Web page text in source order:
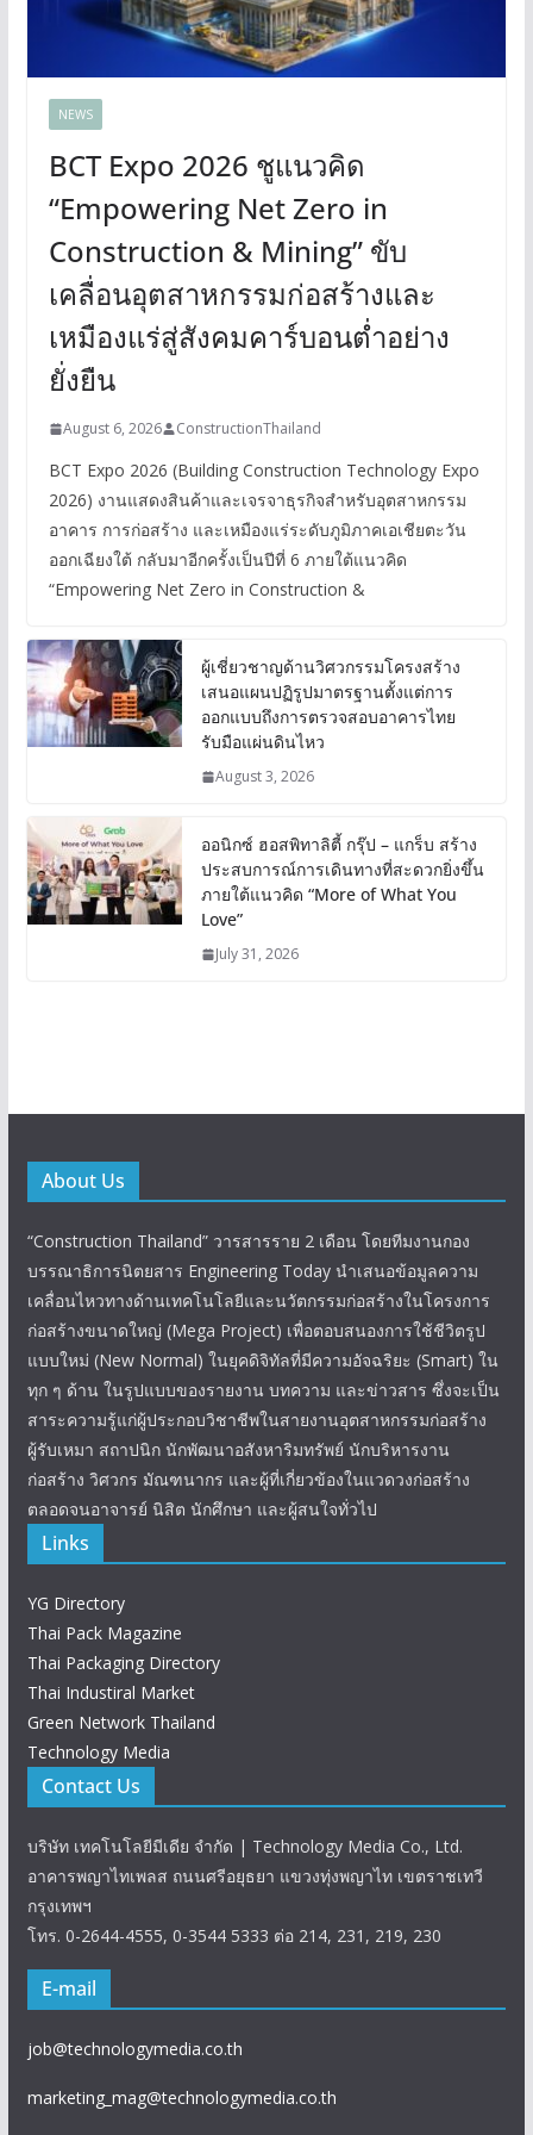
NEWS
BCT Expo 2026 ชูแนวคิด
“Empowering Net Zero in
Construction & Mining” ขับ
เคลื่อนอุตสาหกรรมก่อสร้างและ
เหมืองแร่สู่สังคมคาร์บอนต่ำอย่าง
ยั่งยืน
August 6, 2026 ConstructionThailand
BCT Expo 2026 (Building Construction Technology Expo
2026) งานแสดงสินค้าและเจรจาธุรกิจสำหรับอุตสาหกรรม
อาคาร การก่อสร้าง และเหมืองแร่ระดับภูมิภาคเอเชียตะวัน
ออกเฉียงใต้ กลับมาอีกครั้งเป็นปีที่ 6 ภายใต้แนวคิด
“Empowering Net Zero in Construction &
ผู้เชี่ยวชาญด้านวิศวกรรมโครงสร้าง
เสนอแผนปฏิรูปมาตรฐานตั้งแต่การ
ออกแบบถึงการตรวจสอบอาคารไทย
รับมือแผ่นดินไหว
August 3, 2026
ออนิกซ์ ฮอสพิทาลิตี้ กรุ๊ป – แกร็บ สร้าง
ประสบการณ์การเดินทางที่สะดวกยิ่งขึ้น
ภายใต้แนวคิด “More of What You
Love”
July 31, 2026
About Us
“Construction Thailand” วารสารราย 2 เดือน โดยทีมงานกอง
บรรณาธิการนิตยสาร Engineering Today นำเสนอข้อมูลความ
เคลื่อนไหวทางด้านเทคโนโลยีและนวัตกรรมก่อสร้างในโครงการ
ก่อสร้างขนาดใหญ่ (Mega Project) เพื่อตอบสนองการใช้ชีวิตรูป
แบบใหม่ (New Normal) ในยุคดิจิทัลที่มีความอัจฉริยะ (Smart) ใน
ทุก ๆ ด้าน ในรูปแบบของรายงาน บทความ และข่าวสาร ซึ่งจะเป็น
สาระความรู้แก่ผู้ประกอบวิชาชีพในสายงานอุตสาหกรรมก่อสร้าง
ผู้รับเหมา สถาปนิก นักพัฒนาอสังหาริมทรัพย์ นักบริหารงาน
ก่อสร้าง วิศวกร มัณฑนากร และผู้ที่เกี่ยวข้องในแวดวงก่อสร้าง
ตลอดจนอาจารย์ นิสิต นักศึกษา และผู้สนใจทั่วไป
Links
YG Directory
Thai Pack Magazine
Thai Packaging Directory
Thai Industiral Market
Green Network Thailand
Technology Media
Contact Us
บริษัท เทคโนโลยีมีเดีย จำกัด | Technology Media Co., Ltd.
อาคารพญาไทเพลส ถนนศรีอยุธยา แขวงทุ่งพญาไท เขตราชเทวี
กรุงเทพฯ
โทร. 0-2644-4555, 0-3544 5333 ต่อ 214, 231, 219, 230
E-mail
job@technologymedia.co.th
marketing_mag@technologymedia.co.th